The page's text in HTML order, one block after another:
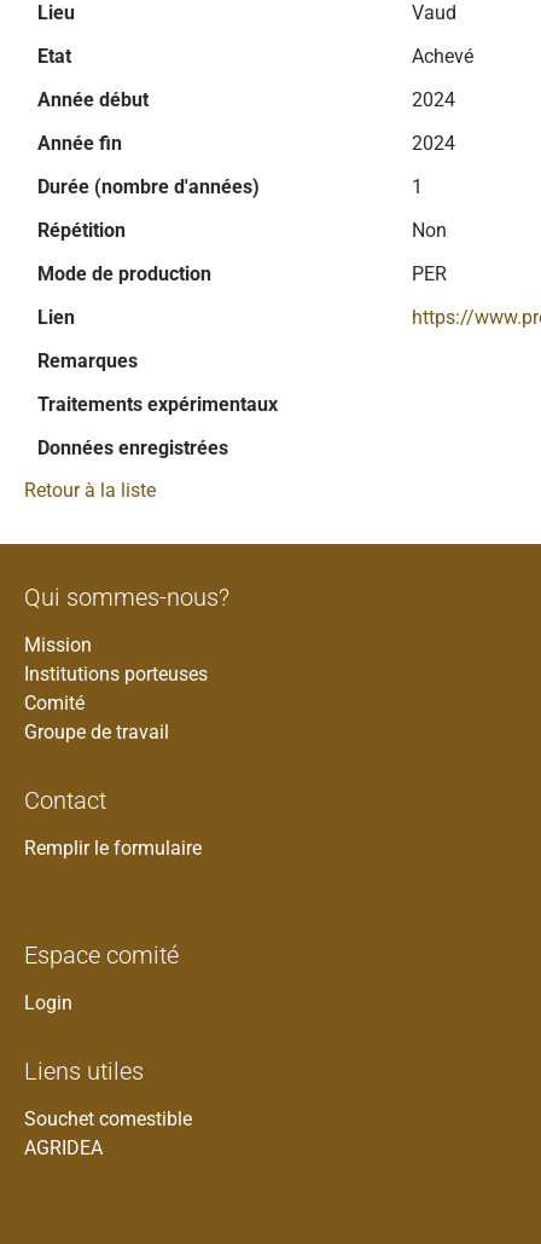
Lieu
Vaud
Etat
Achevé
Année début
2024
Année fin
2024
Durée (nombre d'années)
1
Répétition
Non
Mode de production
PER
Lien
https://
Remarques
Traitements expérimentaux
Données enregistrées
Retour à la liste
Qui sommes-nous?
Mission
Institutions porteuses
Comité
Groupe de travail
Contact
Remplir le formulaire
Espace comité
Login
Liens utiles
Souchet comestible
AGRIDEA